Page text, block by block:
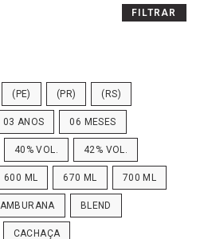
FILTRAR
(PE) (PR) (RS)
03 ANOS 06 MESES
40% VOL. 42% VOL.
600 ML 670 ML 700 ML
AMBURANA BLEND
CACHAÇA